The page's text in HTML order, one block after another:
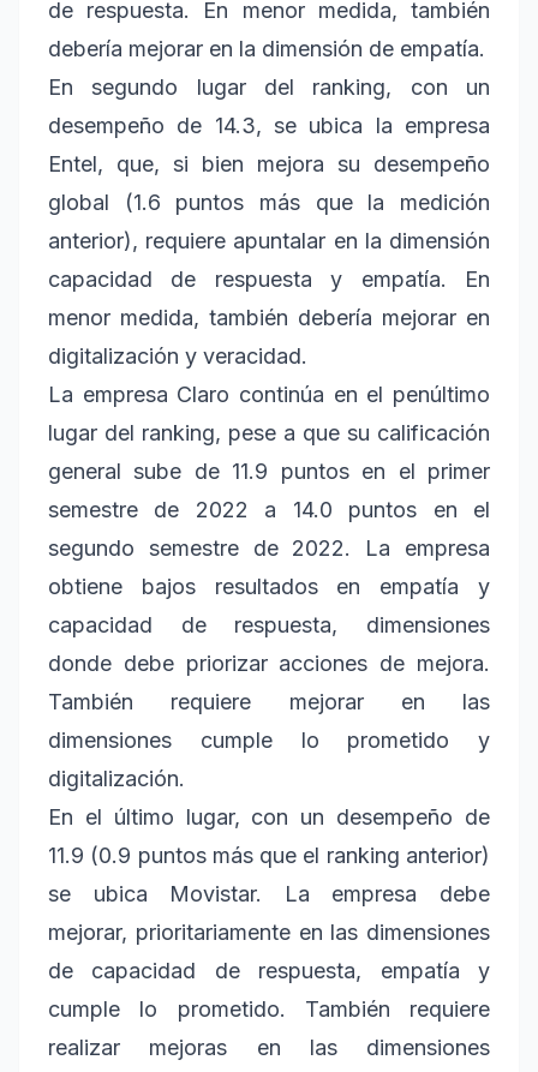
de respuesta. En menor medida, también
debería mejorar en la dimensión de empatía.
En segundo lugar del ranking, con un
desempeño de 14.3, se ubica la empresa
Entel, que, si bien mejora su desempeño
global (1.6 puntos más que la medición
anterior), requiere apuntalar en la dimensión
capacidad de respuesta y empatía. En
menor medida, también debería mejorar en
digitalización y veracidad.
La empresa Claro continúa en el penúltimo
lugar del ranking, pese a que su calificación
general sube de 11.9 puntos en el primer
semestre de 2022 a 14.0 puntos en el
segundo semestre de 2022. La empresa
obtiene bajos resultados en empatía y
capacidad de respuesta, dimensiones
donde debe priorizar acciones de mejora.
También requiere mejorar en las
dimensiones cumple lo prometido y
digitalización.
En el último lugar, con un desempeño de
11.9 (0.9 puntos más que el ranking anterior)
se ubica Movistar. La empresa debe
mejorar, prioritariamente en las dimensiones
de capacidad de respuesta, empatía y
cumple lo prometido. También requiere
realizar mejoras en las dimensiones